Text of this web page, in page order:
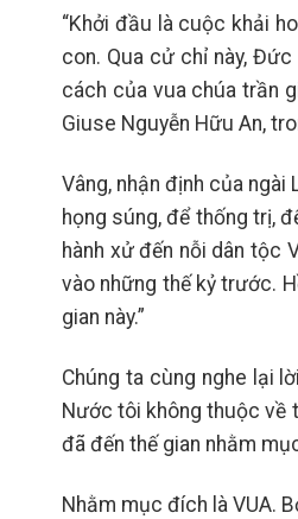
“Khởi đầu là cuộc khải
con. Qua cử chỉ này,
cách của vua chúa trần
Giuse Nguyễn Hữu An,
Vâng, nhận định của
họng súng, để thống trị,
hành xử đến nỗi dân tộc
vào những thế kỷ trước.
gian này.”
Chúng ta cùng nghe lại
Nước tôi không thuộc về
đã đến thế gian nhằm
Nhằm mục đích là VUA.